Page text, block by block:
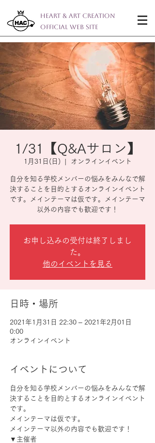
Heart & Art Creation
Official Web Site
1/31【Q&Aサロン】
1月31日(日) オンラインイベント
自分を知る学校メンバーの悩みをみんなで解
決することを目的とするオンラインイベント
です。メインテーマは仮です。メインテーマ
以外の内容でも歓迎です！
お申し込みの受付は終了しまし
た。
他のイベントを見る
日時・場所
2021年1月31日 22:30 – 2021年2月01日
0:00
オンラインイベント
イベントについて
自分を知る学校メンバーの悩みをみんなで解
決することを目的とするオンラインイベント
です。
メインテーマは仮です。
メインテーマ以外の内容でも歓迎です！
▼主催者